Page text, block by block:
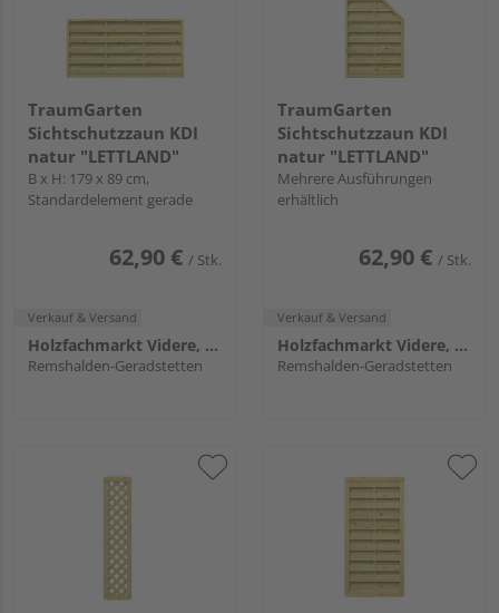
TraumGarten
Sichtschutzzaun KDI
natur "LETTLAND"
B x H: 179 x 89 cm,
Standardelement gerade
62,90 € / Stk.
Verkauf & Versand
Holzfachmarkt Videre, Remshalden
Remshalden-Geradstetten
TraumGarten
Sichtschutzzaun KDI
natur "LETTLAND"
Mehrere Ausführungen
erhältlich
62,90 € / Stk.
Verkauf & Versand
Holzfachmarkt Videre, Remshalden
Remshalden-Geradstetten